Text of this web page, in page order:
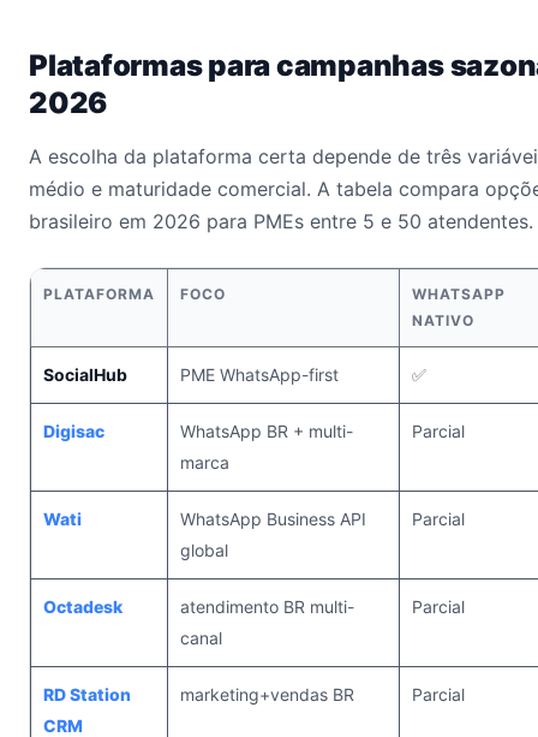
Plataformas para campanhas
2026
A escolha da plataforma certa depende de três
médio e maturidade comercial. A tabela compara
brasileiro em 2026 para PMEs entre 5 e 50 atendentes.
PLATAFORMA FOCO
WHATSAPP
NATIVO
SocialHub PME WhatsApp-first ✅
Digisac
WhatsApp BR + multi-
marca
Parcial
Wati
WhatsApp Business API
global
Parcial
Octadesk
atendimento BR multi-
canal
Parcial
RD Station
CRM
marketing+vendas BR Parcial